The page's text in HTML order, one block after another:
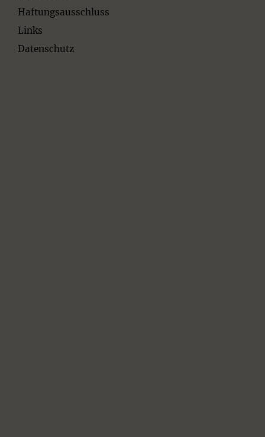
Haftungsausschluss
Links
Datenschutz